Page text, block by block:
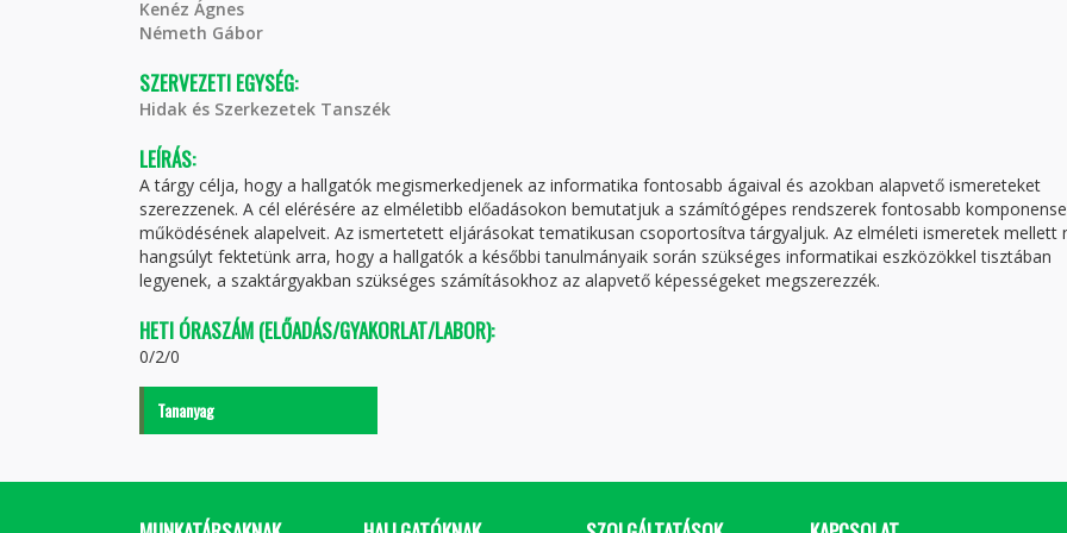
Kenéz Ágnes
Németh Gábor
SZERVEZETI EGYSÉG:
Hidak és Szerkezetek Tanszék
LEÍRÁS:
A tárgy célja, hogy a hallgatók megismerkedjenek az informatika fontosabb ágaival és azokban alapvető ismereteket
szerezzenek. A cél elérésére az elméletibb előadásokon bemutatjuk a számítógépes rendszerek fontosabb
működésének alapelveit. Az ismertetett eljárásokat tematikusan csoportosítva tárgyaljuk. Az elméleti ismeretek mellett
hangsúlyt fektetünk arra, hogy a hallgatók a későbbi tanulmányaik során szükséges informatikai eszközökkel tisztában
legyenek, a szaktárgyakban szükséges számításokhoz az alapvető képességeket megszerezzék.
HETI ÓRASZÁM (ELŐADÁS/GYAKORLAT/LABOR):
0/2/0
Tananyag